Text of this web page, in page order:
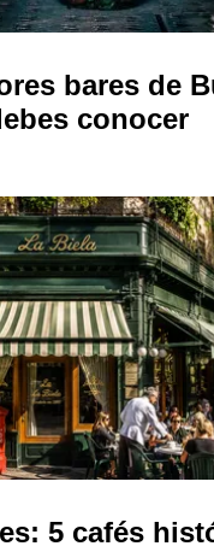
bares de
conocer
5 cafés